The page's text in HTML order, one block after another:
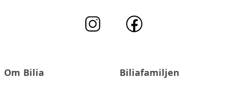
Om Bilia Biliafamiljen